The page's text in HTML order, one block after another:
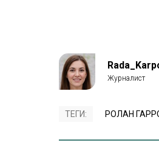
ТЕГИ: РОЛАН